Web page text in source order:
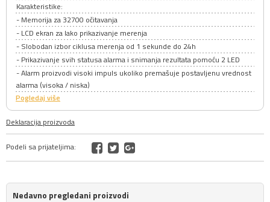
Karakteristike:
- Memorija za 32700 očitavanja
- LCD ekran za lako prikazivanje merenja
- Slobodan izbor ciklusa merenja od 1 sekunde do 24h
- Prikazivanje svih statusa alarma i snimanja rezultata pomoću 2 LED
- Alarm proizvodi visoki impuls ukoliko premašuje postavljenu vrednost
alarma (visoka / niska)
Pogledaj više
Deklaracija proizvoda
Podeli sa prijateljima:
Nedavno pregledani proizvodi